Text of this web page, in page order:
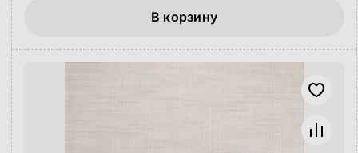
В корзину